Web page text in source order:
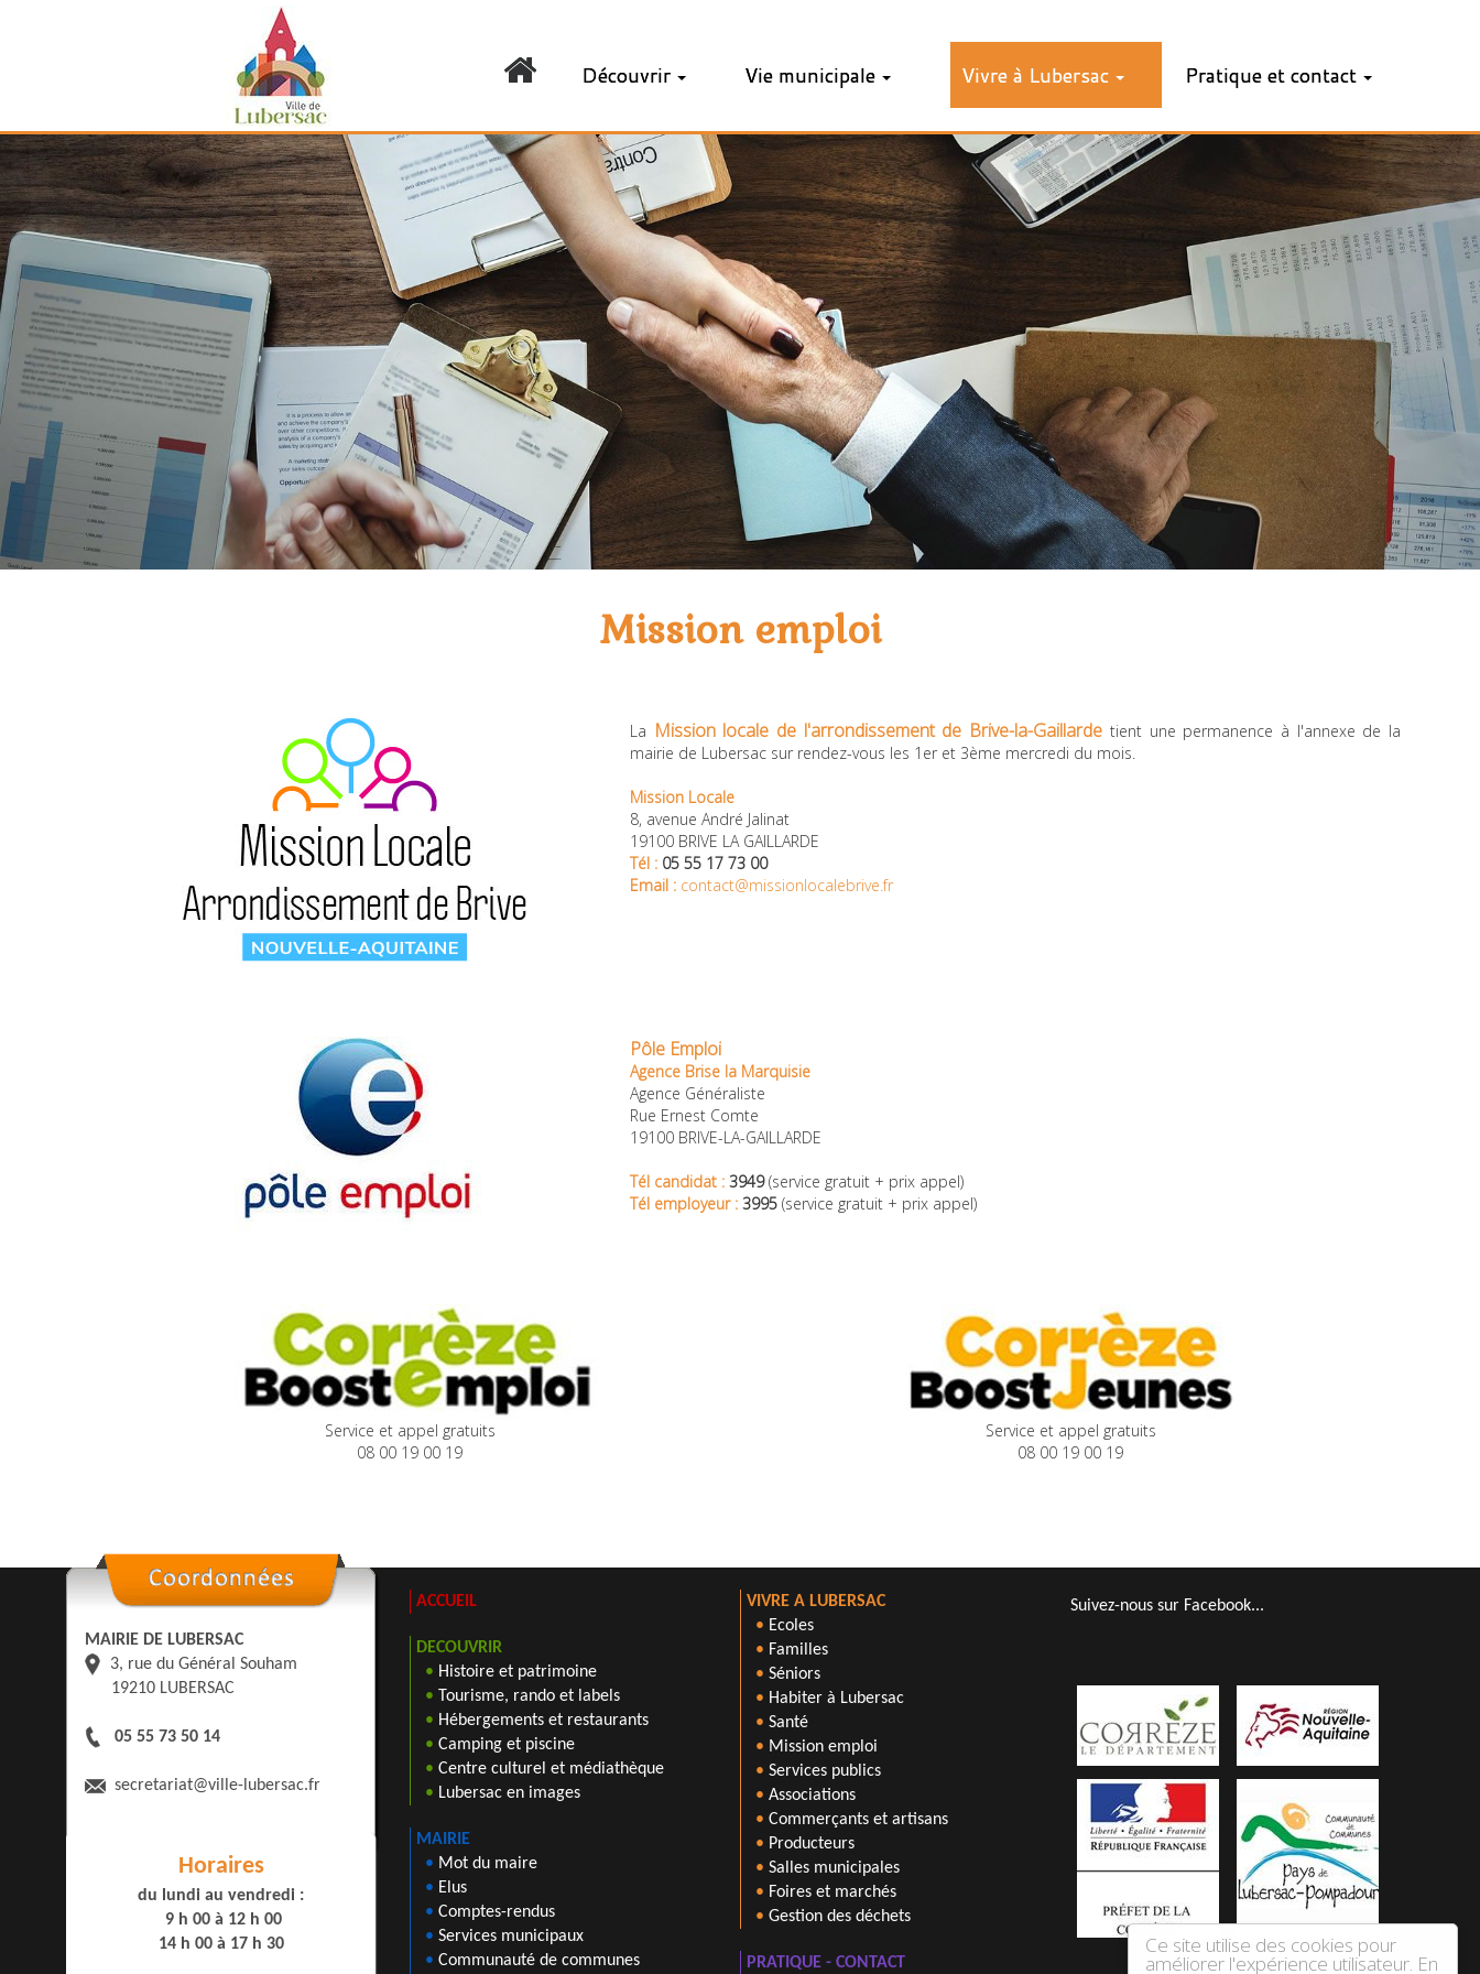
Ce site utilise des cookies pour
améliorer l'expérience utilisateur. En
Découvrir Vie municipale Vivre à Lubersac Pratique et contact
Mission emploi
La Mission locale de l'arrondissement de Brive-la-Gaillarde tient une permanence à l'annexe de la
mairie de Lubersac sur rendez-vous les 1er et 3ème mercredi du mois.
Mission Locale
8, avenue André Jalinat
19100 BRIVE LA GAILLARDE
Tél : 05 55 17 73 00
Email : contact@missionlocalebrive.fr
Pôle Emploi
Agence Brise la Marquisie
Agence Généraliste
Rue Ernest Comte
19100 BRIVE-LA-GAILLARDE
Tél candidat : 3949(service gratuit + prix appel)
Tél employeur : 3995 (service gratuit + prix appel)
Service et appel gratuits
08 00 19 00 19
Service et appel gratuits
08 00 19 00 19
MAIRIE DE LUBERSAC
3, rue du Général Souham
19210 LUBERSAC
05 55 73 50 14
secretariat@ville-lubersac.fr
Horaires
du lundi au vendredi :
9 h 00 à 12 h 00
14 h 00 à 17 h 30
ACCUEIL
DECOUVRIR
• Histoire et patrimoine
• Tourisme, rando et labels
• Hébergements et restaurants
• Camping et piscine
• Centre culturel et médiathèque
• Lubersac en images
MAIRIE
• Mot du maire
• Elus
• Comptes-rendus
• Services municipaux
• Communauté de communes
VIVRE A LUBERSAC
• Ecoles
• Familles
• Séniors
• Habiter à Lubersac
• Santé
• Mission emploi
• Services publics
• Associations
• Commerçants et artisans
• Producteurs
• Salles municipales
• Foires et marchés
• Gestion des déchets
PRATIQUE - CONTACT
Suivez-nous sur Facebook...